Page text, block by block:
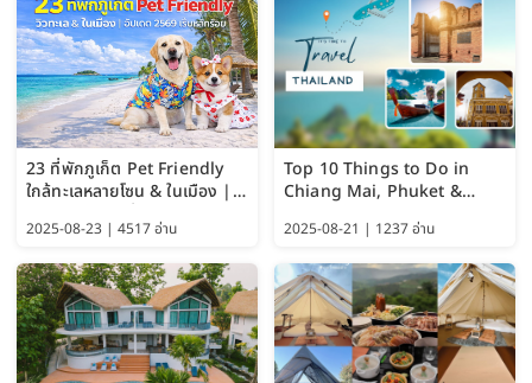
23 ที่พักภูเก็ต Pet Friendly
ใกล้ทะเลหลายโซน & ในเมือง |
2025-08-23 | 4517 อ่าน
Top 10 Things to Do in
Chiang Mai, Phuket &
Guide 2025)
2025-08-21 | 1237 อ่าน